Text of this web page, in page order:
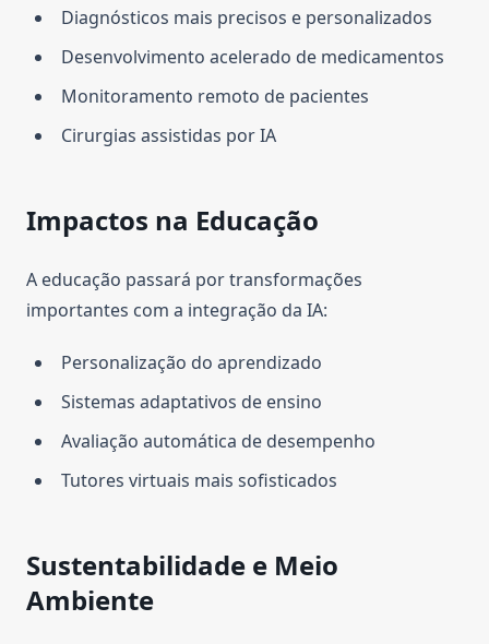
Diagnósticos mais precisos e personalizados
Desenvolvimento acelerado de medicamentos
Monitoramento remoto de pacientes
Cirurgias assistidas por IA
Impactos na Educação
A educação passará por transformações
importantes com a integração da IA:
Personalização do aprendizado
Sistemas adaptativos de ensino
Avaliação automática de desempenho
Tutores virtuais mais sofisticados
Sustentabilidade e Meio
Ambiente